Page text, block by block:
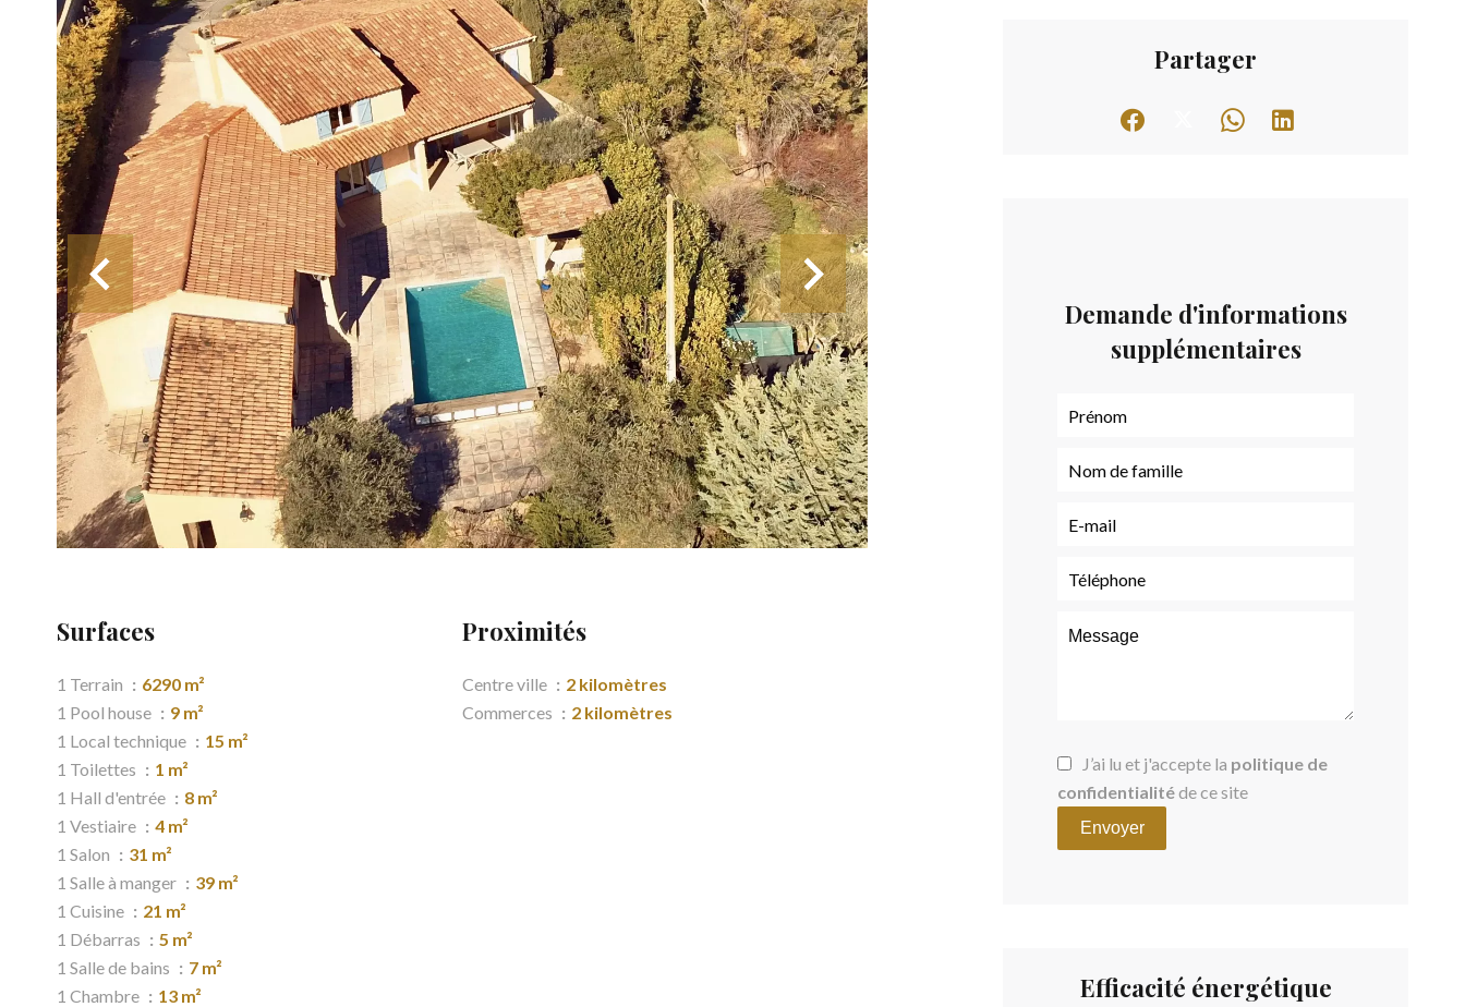
Surfaces
1 Terrain
6290 m²
1 Pool house
9 m²
1 Local technique
15 m²
1 Toilettes
1 m²
1 Hall d'entrée
8 m²
1 Vestiaire
4 m²
1 Salon
31 m²
1 Salle à manger
39 m²
1 Cuisine
21 m²
1 Débarras
5 m²
1 Salle de bains
7 m²
1 Chambre
13 m²
Proximités
Centre ville
2 kilomètres
Commerces
2 kilomètres
Partager
Demande d'informations
supplémentaires
J’ai lu et j'accepte la politique de
confidentialitéde ce site
Envoyer
Efficacité énergétique